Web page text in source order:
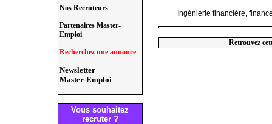
Nos Recruteurs
Partenaires Master-
Emploi
Recherchez une annonce
Newsletter
Master-Emploi
Vous souhaitez
recruter ?
Ingénierie financière,
Retrouvez